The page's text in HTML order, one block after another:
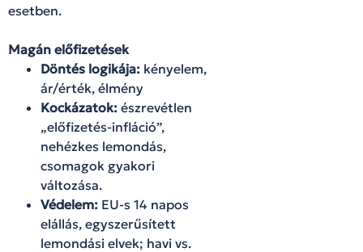
esetben.
Magán előfizetések
Döntés logikája: kényelem,
ár/érték, élmény
Kockázatok: észrevétlen
„előfizetés-infláció”,
nehézkes lemondás,
csomagok gyakori
változása.
Védelem: EU-s 14 napos
elállás, egyszerűsített
lemondási elvek; havi vs.